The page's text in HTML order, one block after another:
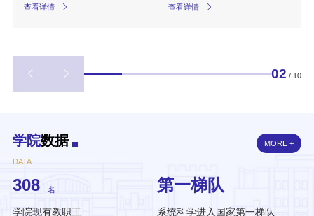
查看详情 查看详情
02 / 10
学院数据
DATA
MORE +
308 名
学院现有教职工
第一梯队
系统科学进入国家第一梯队